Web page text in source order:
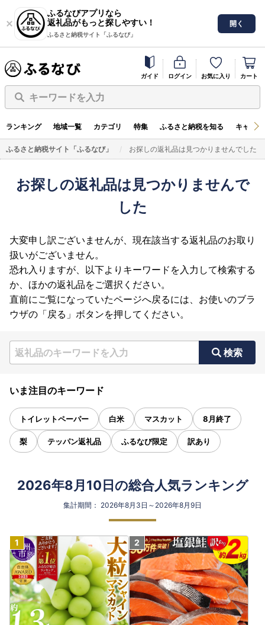
ふるなびアプリなら
返礼品がもっと探しやすい！
ふるさと納税サイト「ふるなび」
開く
ガイド ログイン お気に入り カート
キーワードを入力
ランキング 地域一覧 カテゴリ 特集 ふるさと納税を知る キャン
ふるさと納税サイト「ふるなび」 お探しの返礼品は見つかりませんでした
お探しの返礼品は見つかりませんで
した
大変申し訳ございませんが、現在該当する返礼品のお取り
扱いがございません。
恐れ入りますが、以下よりキーワードを入力して検索する
か、ほかの返礼品をご選択ください。
直前にご覧になっていたページへ戻るには、お使いのブラ
ウザの「戻る」ボタンを押してください。
検索
いま注目のキーワード
トイレットペーパー 白米 マスカット 8月終了
梨 テッパン返礼品 ふるなび限定 訳あり
2026年8月10日の総合人気ランキング
集計期間： 2026年8月3日～2026年8月9日